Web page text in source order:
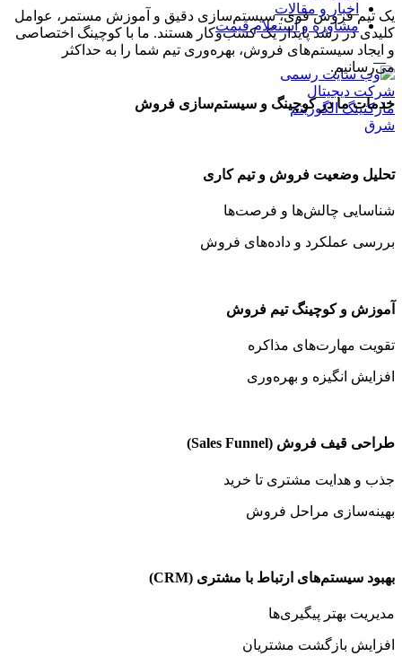
اخبار و مقالات
مشاوره و استعلام قیمت
منو
یک تیم فروش قوی، سیستم‌سازی دقیق و آموزش مستمر، عوامل
کلیدی در رشد پایدار یک کسب‌وکار هستند. ما با کوچینگ اختصاصی
و ایجاد سیستم‌های فروش، بهره‌وری تیم شما را به حداکثر
می‌رسانیم.
خدمات ما در کوچینگ و سیستم‌سازی فروش
تحلیل وضعیت فروش و تیم کاری
شناسایی چالش‌ها و فرصت‌ها
بررسی عملکرد و داده‌های فروش
آموزش و کوچینگ تیم فروش
تقویت مهارت‌های مذاکره
افزایش انگیزه و بهره‌وری
طراحی قیف فروش (Sales Funnel)
جذب و هدایت مشتری تا خرید
بهینه‌سازی مراحل فروش
بهبود سیستم‌های ارتباط با مشتری (CRM)
مدیریت بهتر پیگیری‌ها
افزایش بازگشت مشتریان